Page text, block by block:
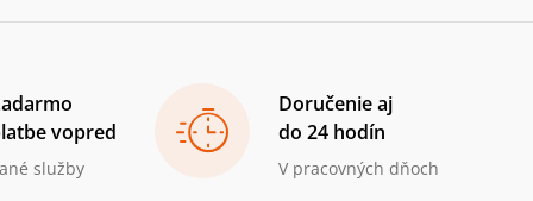
vopred
služby
Doručenie aj
do 24 hodín
V pracovných dňoch